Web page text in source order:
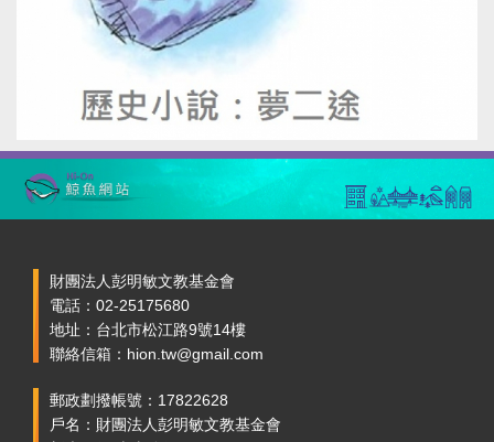
財團法人彭明敏文教基金會
電話：02-25175680
地址：台北市松江路9號14樓
聯絡信箱：hion.tw@gmail.com
郵政劃撥帳號：17822628
戶名：財團法人彭明敏文教基金會